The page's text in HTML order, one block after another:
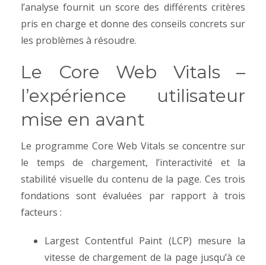
l’analyse fournit un score des différents critères
pris en charge et donne des conseils concrets sur
les problèmes à résoudre.
Le Core Web Vitals –
l’expérience utilisateur
mise en avant
Le programme Core Web Vitals se concentre sur
le temps de chargement, l’interactivité et la
stabilité visuelle du contenu de la page. Ces trois
fondations sont évaluées par rapport à trois
facteurs :
Largest Contentful Paint (LCP) mesure la
vitesse de chargement de la page jusqu’à ce